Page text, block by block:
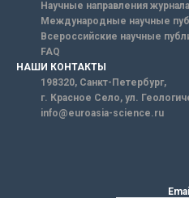
Научные направления журнала
Международные научные
Всероссийские научные
FAQ
НАШИ КОНТАКТЫ
198320, Санкт-Петербург,
г. Красное Село, ул.
info@euroasia-science.ru